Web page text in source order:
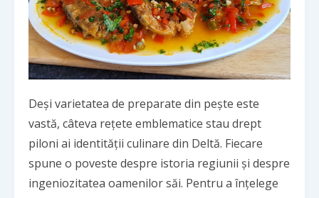
Deși varietatea de preparate din pește este
vastă, câteva rețete emblematice stau drept
piloni ai identității culinare din Deltă. Fiecare
spune o poveste despre istoria regiunii și despre
ingeniozitatea oamenilor săi. Pentru a înțelege